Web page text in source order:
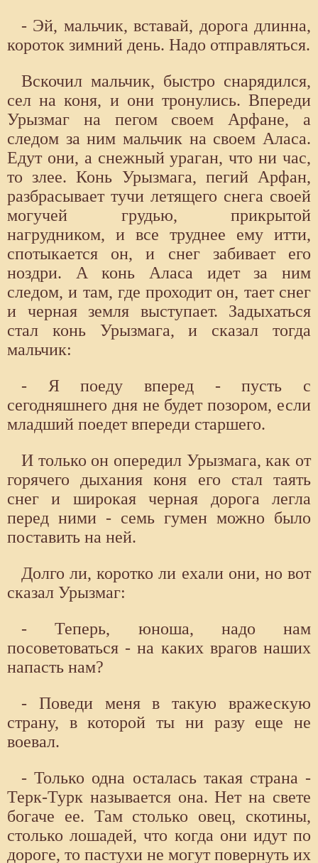
- Эй, мальчик, вставай, дорога длинна,
короток зимний день. Надо отправляться.
Вскочил мальчик, быстро снарядился,
сел на коня, и они тронулись. Впереди
Урызмаг на пегом своем Арфане, а
следом за ним мальчик на своем Аласа.
Едут они, а снежный ураган, что ни час,
то злее. Конь Урызмага, пегий Арфан,
разбрасывает тучи летящего снега своей
могучей грудью, прикрытой
нагрудником, и все труднее ему итти,
спотыкается он, и снег забивает его
ноздри. А конь Аласа идет за ним
следом, и там, где проходит он, тает снег
и черная земля выступает. Задыхаться
стал конь Урызмага, и сказал тогда
мальчик:
- Я поеду вперед - пусть с
сегодняшнего дня не будет позором, если
младший поедет впереди старшего.
И только он опередил Урызмага, как от
горячего дыхания коня его стал таять
снег и широкая черная дорога легла
перед ними - семь гумен можно было
поставить на ней.
Долго ли, коротко ли ехали они, но вот
сказал Урызмаг:
- Теперь, юноша, надо нам
посоветоваться - на каких врагов наших
напасть нам?
- Поведи меня в такую вражескую
страну, в которой ты ни разу еще не
воевал.
- Только одна осталась такая страна -
Терк-Турк называется она. Нет на свете
богаче ее. Там столько овец, скотины,
столько лошадей, что когда они идут по
дороге, то пастухи не могут повернуть их